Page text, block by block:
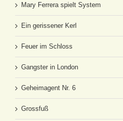
Mary Ferrera spielt System
Ein gerissener Kerl
Feuer im Schloss
Gangster in London
Geheimagent Nr. 6
Grossfuß